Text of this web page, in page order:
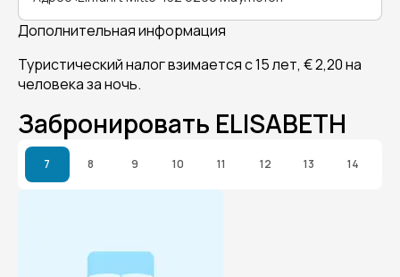
Дополнительная информация
Туристический налог взимается с 15 лет, € 2,20 на
человека за ночь.
Забронировать ELISABETH
7 8 9 10 11 12 13 14